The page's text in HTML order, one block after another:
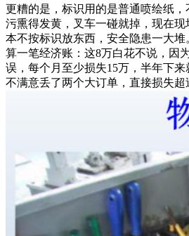
更糟的是，标识用的是普通喷绘纸
污熏得发黄，叉车一碰就掉，现在
本不按标识放东西，安全隐患一大堆
算一笔经济账：这8万白花不说，因
误，每个月至少损失15万，半年下
不满意丢了两个大订单，直接损失超